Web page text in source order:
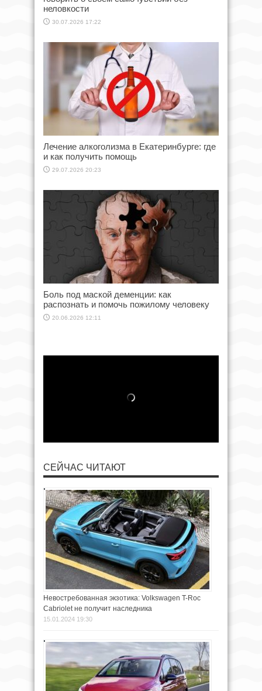
неловкости
30.07.2026 17:22
Лечение алкоголизма в Екатеринбурге: где
и как получить помощь
29.07.2026 20:23
Боль под маской деменции: как
распознать и помочь пожилому человеку
20.06.2026 12:11
СЕЙЧАС ЧИТАЮТ
Невостребованная экзотика: Volkswagen T-Roc
Cabriolet не получит наследника
15.01.2024 19:30